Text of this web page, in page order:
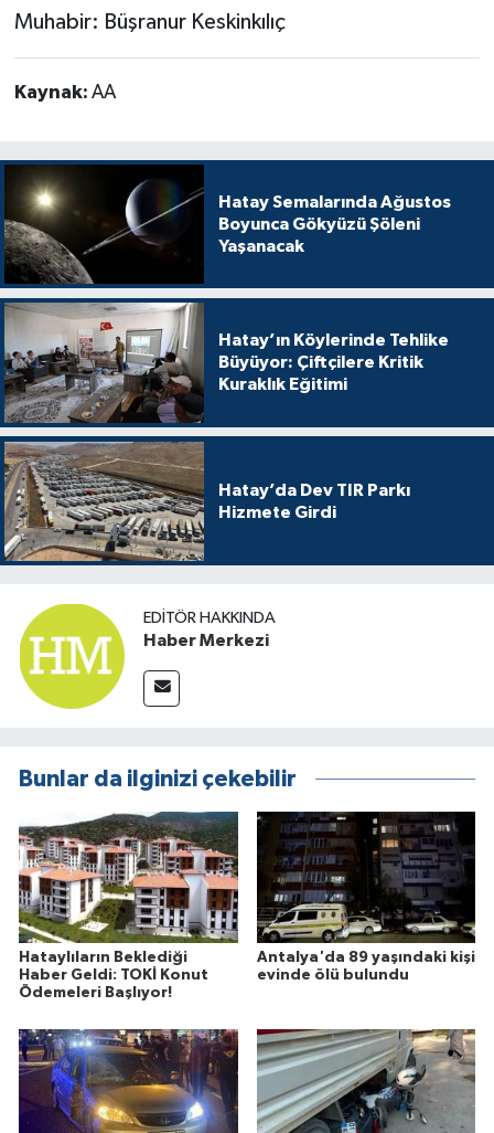
Muhabir: Büşranur Keskinkılıç
Kaynak: AA
Hatay Semalarında Ağustos
Boyunca Gökyüzü Şöleni
Yaşanacak
Hatay’ın Köylerinde Tehlike
Büyüyor: Çiftçilere Kritik
Kuraklık Eğitimi
Hatay’da Dev TIR Parkı
Hizmete Girdi
EDITÖR HAKKINDA
Haber Merkezi
Bunlar da ilginizi çekebilir
Hataylıların Beklediği
Haber Geldi: TOKİ Konut
Ödemeleri Başlıyor!
Antalya'da 89 yaşındaki kişi
evinde ölü bulundu